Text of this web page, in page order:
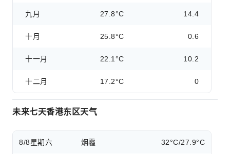
九月 27.8°C 14.4
十月 25.8°C 0.6
十一月 22.1°C 10.2
十二月 17.2°C 0
未来七天香港东区天气
8/8星期六 烟霾 32°C/27.9°C